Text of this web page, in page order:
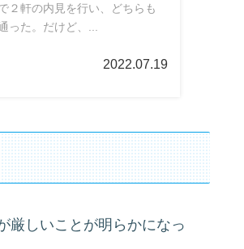
２軒の内見を行い、どちらも
った。だけど、...
2022.07.19
厳しいことが明らかになっ